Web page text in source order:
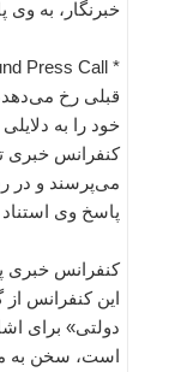
خبرنگار، به
قبلی رخ
خود را به
کنفرانس خبری
می‌پرسند و در
پاسخ وی
کنفرانس خبری
این کنفرانس از
دولتی» برای
است، سخن به